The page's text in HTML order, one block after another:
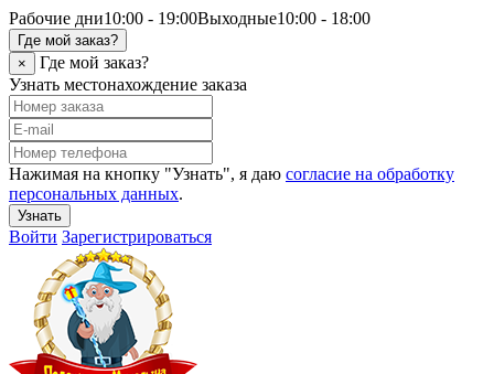
Рабочие дни10:00 - 19:00Выходные10:00 - 18:00
Где мой заказ?
×
Где мой заказ?
Узнать местонахождение заказа
Нажимая на кнопку "Узнать", я даю согласие на обработку
персональных данных.
Узнать
Войти Зарегистрироваться